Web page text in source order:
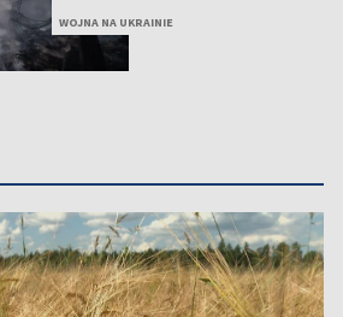
WOJNA NA UKRAINIE